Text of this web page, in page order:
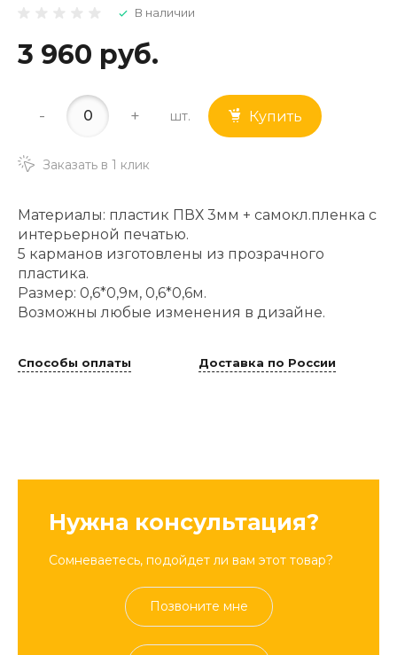
В наличии
3 960 руб.
- + шт. Купить
Заказать в 1 клик
Материалы: пластик ПВХ 3мм + самокл.пленка с
интерьерной печатью.
5 карманов изготовлены из прозрачного
пластика.
Размер: 0,6*0,9м, 0,6*0,6м.
Возможны любые изменения в дизайне.
Способы оплаты Доставка по России
Нужна консультация?
Сомневаетесь, подойдет ли вам этот товар?
Позвоните мне